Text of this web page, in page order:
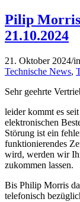
Pilip Morris
21.10.2024
21. Oktober 2024/in
Technische News,
Sehr geehrte
leider kommt es
elektronischen
Störung ist ein
funktionierendes
wird, werden wir
zukommen lassen.
Bis Philip Morris
telefonisch